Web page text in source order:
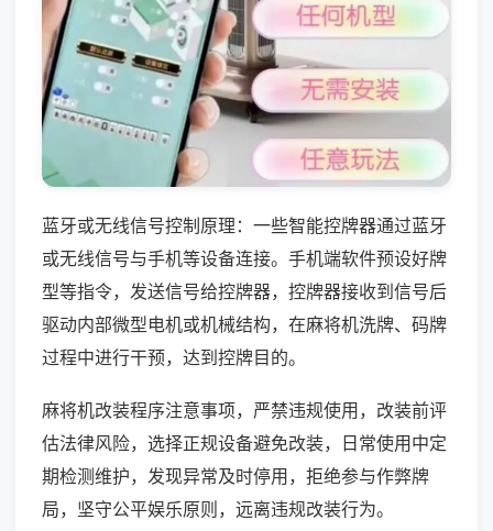
蓝牙或无线信号控制原理：一些智能控牌器通过蓝牙
或无线信号与手机等设备连接。手机端软件预设好牌
型等指令，发送信号给控牌器，控牌器接收到信号后
驱动内部微型电机或机械结构，在麻将机洗牌、码牌
过程中进行干预，达到控牌目的。
麻将机改装程序注意事项，严禁违规使用，改装前评
估法律风险，选择正规设备避免改装，日常使用中定
期检测维护，发现异常及时停用，拒绝参与作弊牌
局，坚守公平娱乐原则，远离违规改装行为。